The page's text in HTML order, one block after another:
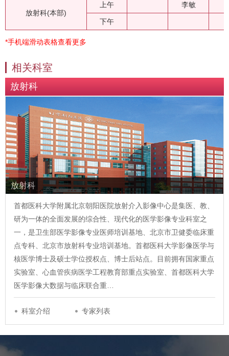
放射科(本部)
上午 李敏
下午
*手机端滑动表格查看更多
相关科室
放射科
放射科
首都医科大学附属北京朝阳医院放射介入影像中心是集医、教、
研为一体的全面发展的综合性、现代化的医学影像专业科室之
一，是卫生部医学影像专业医师培训基地、北京市卫健委临床重
点专科、北京市放射科专业培训基地。首都医科大学影像医学与
核医学博士及硕士学位授权点、博士后站点。目前拥有国家重点
实验室、心血管疾病医学工程教育部重点实验室、首都医科大学
医学影像大数据与临床联合重…
科室介绍 专家列表